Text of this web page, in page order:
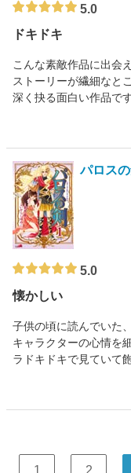
5.0
ドキドキ
こんな素敵作品に出会
ストーリーが繊細なと
深く抉る面白い作品です
パロスの
5.0
懐かしい
子供の頃に読んでいた
キャラクターの心情を
ラドキドキで見ていて